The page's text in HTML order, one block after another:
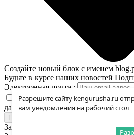
Разрешите сайту kengurusha.ru
вам уведомления на рабочий стол
Создайте новый блок с именем
Будьте в курсе наших новостей
Электронная почта :
Я принимаю условия политики
данных
Подписаться
Загрузка